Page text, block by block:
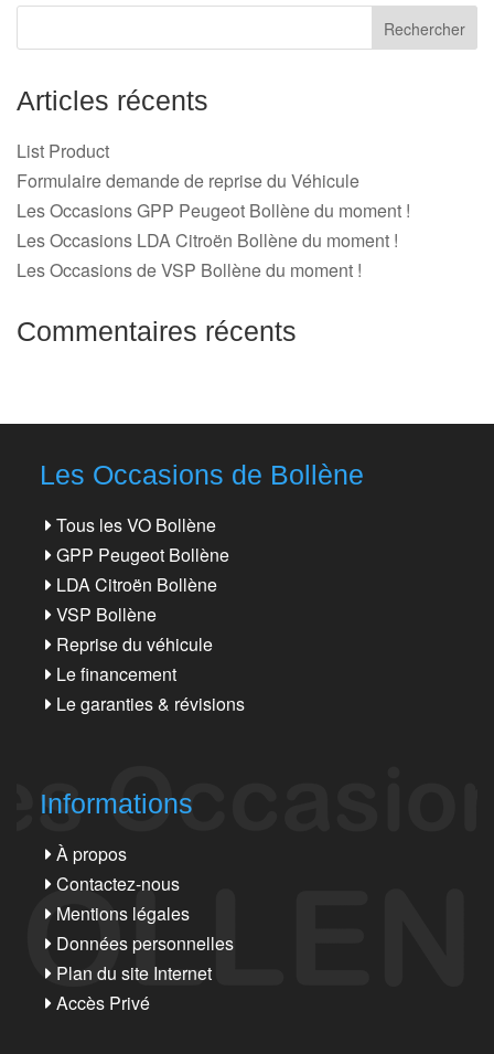
Articles récents
List Product
Formulaire demande de reprise du Véhicule
Les Occasions GPP Peugeot Bollène du moment !
Les Occasions LDA Citroën Bollène du moment !
Les Occasions de VSP Bollène du moment !
Commentaires récents
Les Occasions de Bollène
Tous les VO Bollène
GPP Peugeot Bollène
LDA Citroën Bollène
VSP Bollène
Reprise du véhicule
Le financement
Le garanties & révisions
Informations
À propos
Contactez-nous
Mentions légales
Données personnelles
Plan du site Internet
Accès Privé